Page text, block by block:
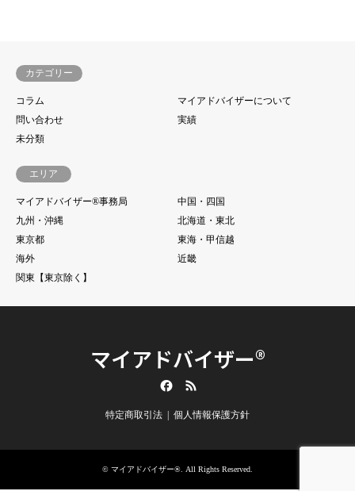
カテゴリー
コラム
マイアドバイザーについて
問い合わせ
実績
未分類
エリア
マイアドバイザー®事務局
中国・四国
九州・沖縄
北海道・東北
東京都
東海・甲信越
海外
近畿
関東【東京除く】
マイアドバイザー®
特定商取引法 個人情報保護方針
© マイアドバイザー® . All Rights Reserved.